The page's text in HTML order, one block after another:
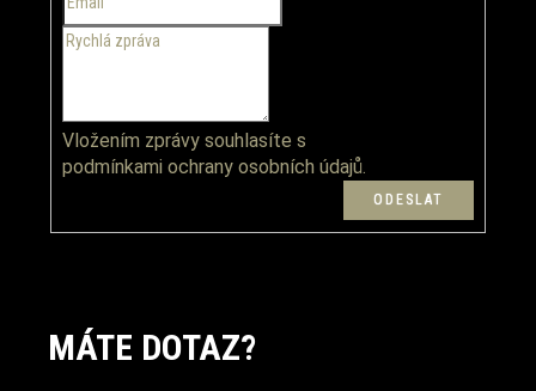
Vložením zprávy souhlasíte s
podmínkami ochrany osobních údajů.
MÁTE DOTAZ?